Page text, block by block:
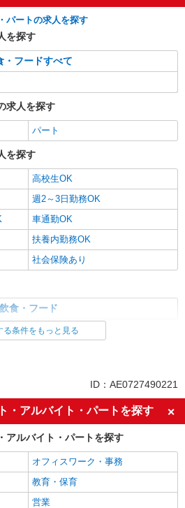
パートの求人を探す
を探す
・フードすべて
求人を探す
パート
を探す
高校生OK
週2～3日勤務OK
車通勤OK
扶養内勤務OK
社会保険あり
飲食・フード
短時間勤務（1日4h以内）OK
扶養内勤務OK
社会保険あり
る条件をもっと見る
ID：AE0727490221
・アルバイト・パートを探す
アルバイト・パートを探す
オフィスワーク・事務
教育・保育
営業